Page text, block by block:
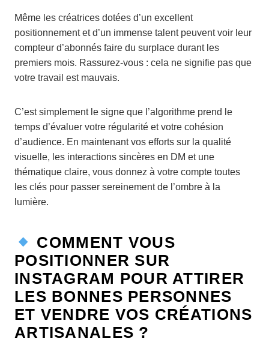
Même les créatrices dotées d’un excellent
positionnement et d’un immense talent peuvent voir leur
compteur d’abonnés faire du surplace durant les
premiers mois. Rassurez-vous : cela ne signifie pas que
votre travail est mauvais.
C’est simplement le signe que l’algorithme prend le
temps d’évaluer votre régularité et votre cohésion
d’audience. En maintenant vos efforts sur la qualité
visuelle, les interactions sincères en DM et une
thématique claire, vous donnez à votre compte toutes
les clés pour passer sereinement de l’ombre à la
lumière.
COMMENT VOUS
POSITIONNER SUR
INSTAGRAM POUR ATTIRER
LES BONNES PERSONNES
ET VENDRE VOS CRÉATIONS
ARTISANALES ?